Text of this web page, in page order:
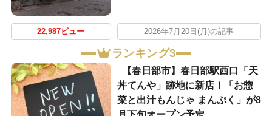
22,987ビュー 2026年7月20日(月)の記事
ランキング3
【春日部市】春日部駅西口「天
丼てんや」跡地に新店！「お惣
菜と出汁もんじゃ まんぷく」が8